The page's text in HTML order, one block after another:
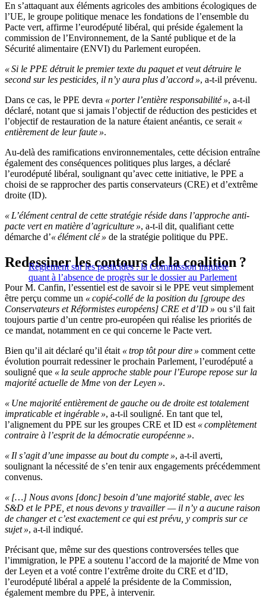
En s’attaquant aux éléments agricoles des ambitions écologiques de
l’UE, le groupe politique menace les fondations de l’ensemble du
Pacte vert, affirme l’eurodéputé libéral, qui préside également la
commission de l’Environnement, de la Santé publique et de la
Sécurité alimentaire (ENVI) du Parlement européen.
« Si le PPE détruit le premier texte du paquet et veut détruire le
second sur les pesticides, il n’y aura plus d’accord », a-t-il prévenu.
Dans ce cas, le PPE devra « porter l’entière responsabilité », a-t-il
déclaré, notant que si jamais l’objectif de réduction des pesticides et
l’objectif de restauration de la nature étaient anéantis, ce serait «
entièrement de leur faute ».
Au-delà des ramifications environnementales, cette décision entraîne
également des conséquences politiques plus larges, a déclaré
l’eurodéputé libéral, soulignant qu’avec cette initiative, le PPE a
choisi de se rapprocher des partis conservateurs (CRE) et d’extrême
droite (ID).
« L’élément central de cette stratégie réside dans l’approche anti-
pacte vert en matière d’agriculture », a-t-il dit, qualifiant cette
démarche d’« élément clé » de la stratégie politique du PPE.
Règlement sur les pesticides : la Commission inquiète
quant à l’absence de progrès sur le dossier au Parlement
Redessiner les contours de la coalition ?
Pour M. Canfin, l’essentiel est de savoir si le PPE veut simplement
être perçu comme un « copié-collé de la position du [groupe des
Conservateurs et Réformistes européens] CRE et d’ID » ou s’il fait
toujours partie d’un centre pro-européen qui réalise les priorités de
ce mandat, notamment en ce qui concerne le Pacte vert.
Bien qu’il ait déclaré qu’il était « trop tôt pour dire » comment cette
évolution pourrait redessiner le prochain Parlement, l’eurodéputé a
souligné que « la seule approche stable pour l’Europe repose sur la
majorité actuelle de Mme von der Leyen ».
« Une majorité entièrement de gauche ou de droite est totalement
impraticable et ingérable », a-t-il souligné. En tant que tel,
l’alignement du PPE sur les groupes CRE et ID est « complètement
contraire à l’esprit de la démocratie européenne ».
« Il s’agit d’une impasse au bout du compte », a-t-il averti,
soulignant la nécessité de s’en tenir aux engagements précédemment
convenus.
« […] Nous avons [donc] besoin d’une majorité stable, avec les
S&D et le PPE, et nous devons y travailler — il n’y a aucune raison
de changer et c’est exactement ce qui est prévu, y compris sur ce
sujet », a-t-il indiqué.
Précisant que, même sur des questions controversées telles que
l’immigration, le PPE a soutenu l’accord de la majorité de Mme von
der Leyen et a voté contre l’extrême droite du CRE et d’ID,
l’eurodéputé libéral a appelé la présidente de la Commission,
également membre du PPE, à intervenir.